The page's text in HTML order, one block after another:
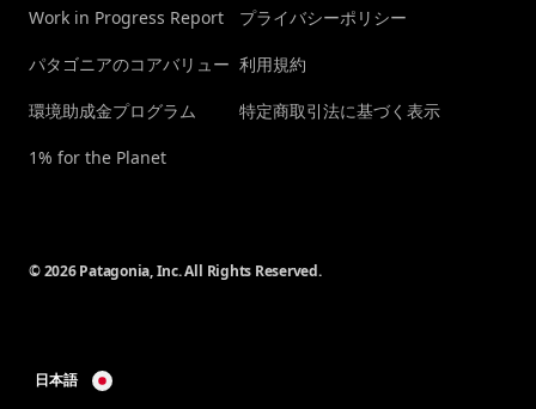
Work in Progress Report
パタゴニアのコアバリュー
環境助成金プログラム
1% for the Planet
プライバシーポリシー
利用規約
特定商取引法に基づく表示
© 2026 Patagonia, Inc. All Rights Reserved.
日本語